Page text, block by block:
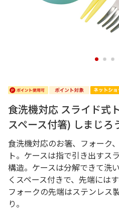
1 2 3
食洗機対応 スライド式
スペース付箸) しまじろ
食洗機対応のお箸、フォーク
ト。ケースは指で引き出すス
構造。ケースは分解できて洗
くスペース付きで、先端には
フォークの先端はステンレス
り。